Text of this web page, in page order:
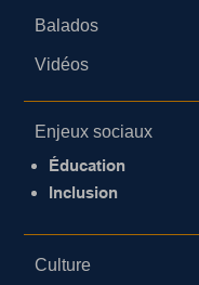
Balados
Vidéos
Enjeux sociaux
Éducation
Inclusion
Culture